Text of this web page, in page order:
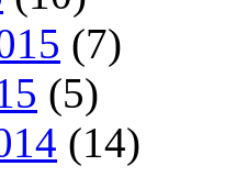
(7)
(5)
(14)